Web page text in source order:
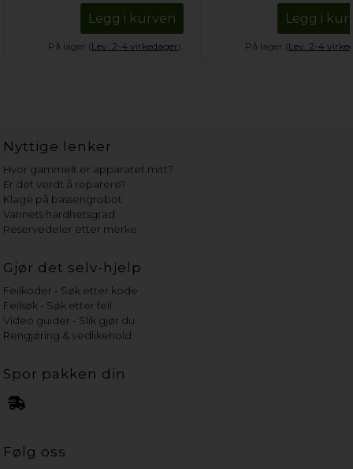
Legg i kurven
På lager (Lev. 2-4 virkedager).
Legg i
På lager (Lev. 2-4
Nyttige lenker
Hvor gammelt er apparatet mitt?
Er det verdt å reparere?
Klage på bassengrobot
Vannets hardhetsgrad
Reservedeler etter merke
Gjør det selv-hjelp
Feilkoder - Søk etter kode
Feilsøk - Søk etter feil
Video guider - Slik gjør du
Rengjøring & vedlikehold
Spor pakken din
Følg oss